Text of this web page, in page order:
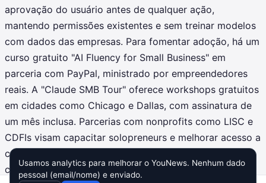
aprovação do usuário antes de qualquer ação,
mantendo permissões existentes e sem treinar modelos
com dados das empresas. Para fomentar adoção, há um
curso gratuito "AI Fluency for Small Business" em
parceria com PayPal, ministrado por empreendedores
reais. A "Claude SMB Tour" oferece workshops gratuitos
em cidades como Chicago e Dallas, com assinatura de
um mês inclusa. Parcerias com nonprofits como LISC e
CDFIs visam capacitar solopreneurs e melhorar acesso a
capital via ferramentas de IA. Inicie em
claude.com/solutions/small-business. (198 palavras)
Usamos analytics para melhorar o YouNews. Nenhum dado
pessoal (email/nome) e enviado.